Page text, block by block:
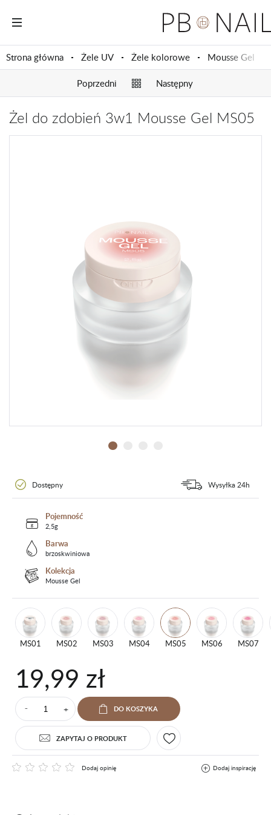
Strona główna Żele UV Żele kolorowe Mousse Gel
Poprzedni Następny
Żel do zdobień 3w1 Mousse Gel MS05
Dostępny Wysyłka 24h
Pojemność
2,5g
Barwa
brzoskwiniowa
Kolekcja
Mousse Gel
MS01 MS02 MS03 MS04 MS05 MS06 MS07
19,99 zł
⁻ + DO KOSZYKA
ZAPYTAJ O PRODUKT
Dodaj opinię Dodaj inspirację